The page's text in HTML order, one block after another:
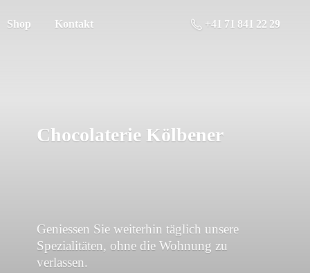
Shop Kontakt +41 71 841 22 29
Chocolaterie Kölbener
Geniessen Sie weiterhin täglich unsere
Spezialitäten, ohne die Wohnung zu
verlassen.